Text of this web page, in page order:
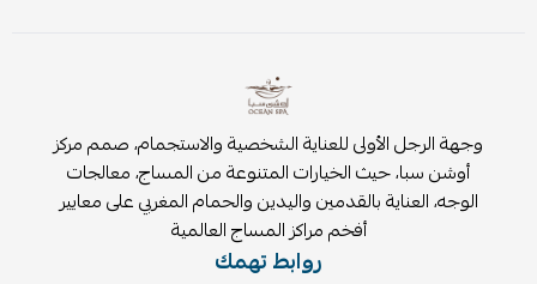
وجهة الرجل الأولى للعناية الشخصية والاستجمام، صمم مركز
أوشن سبا، حيث الخيارات المتنوعة من المساج، معالجات
الوجه، العناية بالقدمين واليدين والحمام المغربي على معايير
أفخم مراكز المساج العالمية
روابط تهمك